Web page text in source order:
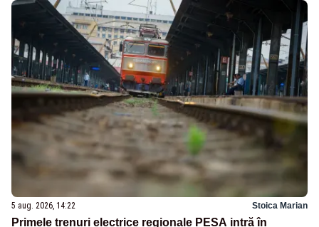
5 aug. 2026, 14:22 Stoica Marian
Primele trenuri electrice regionale PESA intră în